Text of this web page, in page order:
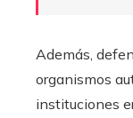
Además,
organismos
instituciones